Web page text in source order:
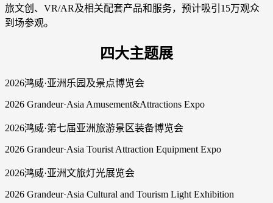
旅文创、VR/AR及相关配套产品和服务，预计吸引15万观众
到场参观。
四大主题展
2026鸿威·亚洲乐园及景点博览会
2026 Grandeur·Asia Amusement&Attractions Expo
2026鸿威·第七届亚洲旅游景区装备博览会
2026 Grandeur·Asia Tourist Attraction Equipment Expo
2026鸿威·亚洲文旅灯光展览会
2026 Grandeur·Asia Cultural and Tourism Light Exhibition